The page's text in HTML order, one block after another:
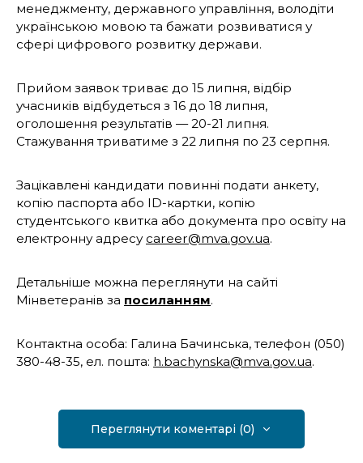
менеджменту, державного управління, володіти
українською мовою та бажати розвиватися у
сфері цифрового розвитку держави.
Прийом заявок триває до 15 липня, відбір
учасників відбудеться з 16 до 18 липня,
оголошення результатів — 20-21 липня.
Стажування триватиме з 22 липня по 23 серпня.
Зацікавлені кандидати повинні подати анкету,
копію паспорта або ID-картки, копію
студентського квитка або документа про освіту на
електронну адресу career@mva.gov.ua.
Детальніше можна переглянути на сайті
Мінветеранів за посиланням.
Контактна особа: Галина Бачинська, телефон (050)
380-48-35, ел. пошта: h.bachynska@mva.gov.ua.
Переглянути коментарі (0)